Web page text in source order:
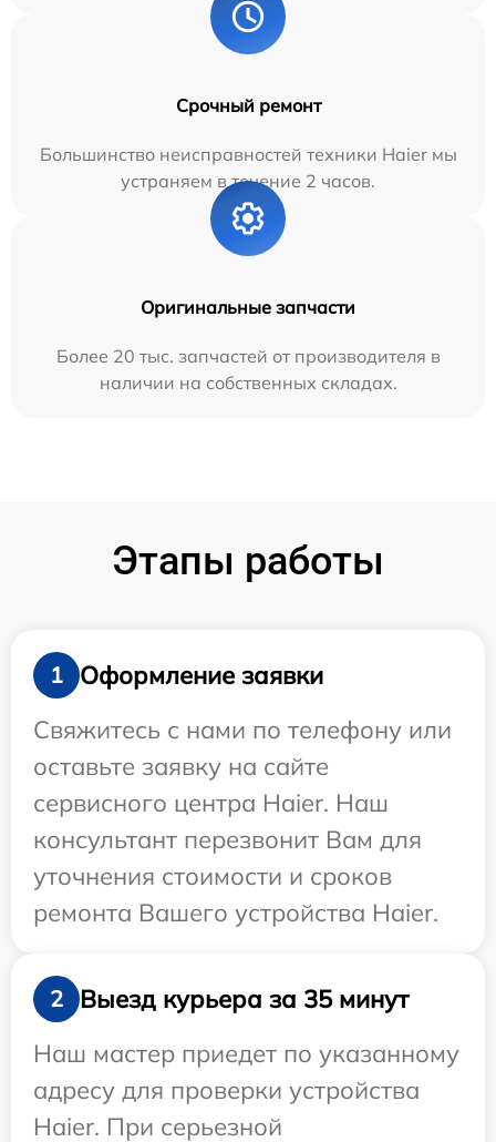
Срочный ремонт
Большинство неисправностей техники Haier мы
устраняем в течение 2 часов.
Оригинальные запчасти
Более 20 тыс. запчастей от производителя в
наличии на собственных складах.
Этапы работы
1
Оформление заявки
Свяжитесь с нами по телефону или
оставьте заявку на сайте
сервисного центра Haier. Наш
консультант перезвонит Вам для
уточнения стоимости и сроков
ремонта Вашего устройства Haier.
2
Выезд курьера за 35 минут
Наш мастер приедет по указанному
адресу для проверки устройства
Haier. При серьезной